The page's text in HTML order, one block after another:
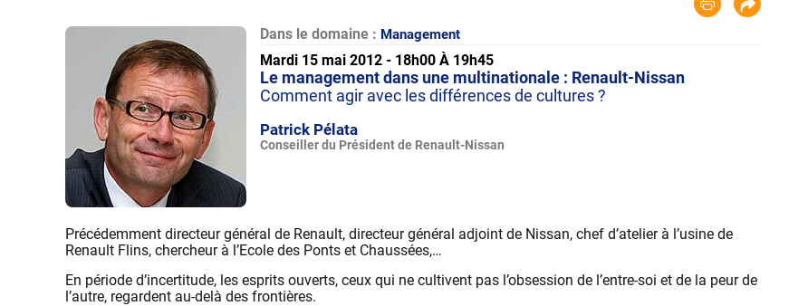
Dans le domaine : Management
Mardi 15 mai 2012 - 18h00 À 19h45
Le management dans une multinationale : Renault-Nissan
Comment agir avec les différences de cultures ?
Patrick Pélata
Conseiller du Président de Renault-Nissan
Précédemment directeur général de Renault, directeur général adjoint de Nissan, chef d’atelier à l’usine de
Renault Flins, chercheur à l’Ecole des Ponts et Chaussées,…
En période d’incertitude, les esprits ouverts, ceux qui ne cultivent pas l’obsession de l’entre-soi et de la peur de
l’autre, regardent au-delà des frontières.